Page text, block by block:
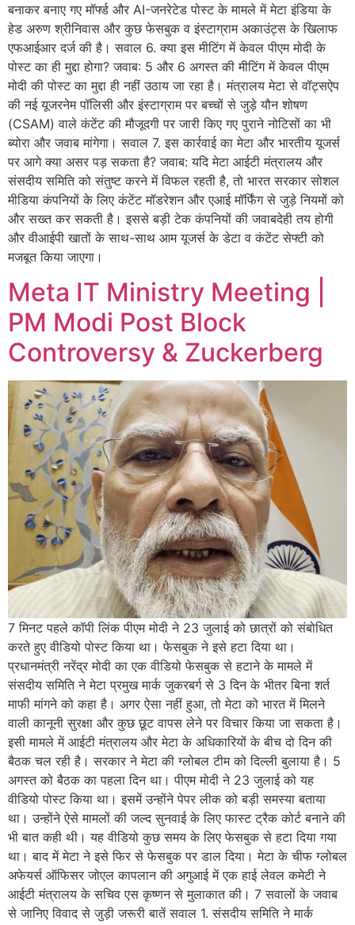
बनाकर बनाए गए मॉर्फ्ड और AI-जनरेटेड पोस्ट के मामले में मेटा इंडिया के
हेड अरुण श्रीनिवास और कुछ फेसबुक व इंस्टाग्राम अकाउंट्स के खिलाफ
एफआईआर दर्ज की है। सवाल 6. क्या इस मीटिंग में केवल पीएम मोदी के
पोस्ट का ही मुद्दा होगा? जवाब: 5 और 6 अगस्त की मीटिंग में केवल पीएम
मोदी की पोस्ट का मुद्दा ही नहीं उठाय जा रहा है। मंत्रालय मेटा से वॉट्सऐप
की नई यूजरनेम पॉलिसी और इंस्टाग्राम पर बच्चों से जुड़े यौन शोषण
(CSAM) वाले कंटेंट की मौजूदगी पर जारी किए गए पुराने नोटिसों का भी
ब्योरा और जवाब मांगेगा। सवाल 7. इस कार्रवाई का मेटा और भारतीय यूजर्स
पर आगे क्या असर पड़ सकता है? जवाब: यदि मेटा आईटी मंत्रालय और
संसदीय समिति को संतुष्ट करने में विफल रहती है, तो भारत सरकार सोशल
मीडिया कंपनियों के लिए कंटेंट मॉडरेशन और एआई मॉर्फिंग से जुड़े नियमों को
और सख्त कर सकती है। इससे बड़ी टेक कंपनियों की जवाबदेही तय होगी
और वीआईपी खातों के साथ-साथ आम यूजर्स के डेटा व कंटेंट सेफ्टी को
मजबूत किया जाएगा।
Meta IT Ministry Meeting |
PM Modi Post Block
Controversy & Zuckerberg
7 मिनट पहले कॉपी लिंक पीएम मोदी ने 23 जुलाई को छात्रों को संबोधित
करते हुए वीडियो पोस्ट किया था। फेसबुक ने इसे हटा दिया था।
प्रधानमंत्री नरेंद्र मोदी का एक वीडियो फेसबुक से हटाने के मामले में
संसदीय समिति ने मेटा प्रमुख मार्क जुकरबर्ग से 3 दिन के भीतर बिना शर्त
माफी मांगने को कहा है। अगर ऐसा नहीं हुआ, तो मेटा को भारत में मिलने
वाली कानूनी सुरक्षा और कुछ छूट वापस लेने पर विचार किया जा सकता है।
इसी मामले में आईटी मंत्रालय और मेटा के अधिकारियों के बीच दो दिन की
बैठक चल रही है। सरकार ने मेटा की ग्लोबल टीम को दिल्ली बुलाया है। 5
अगस्त को बैठक का पहला दिन था। पीएम मोदी ने 23 जुलाई को यह
वीडियो पोस्ट किया था। इसमें उन्होंने पेपर लीक को बड़ी समस्या बताया
था। उन्होंने ऐसे मामलों की जल्द सुनवाई के लिए फास्ट ट्रैक कोर्ट बनाने की
भी बात कही थी। यह वीडियो कुछ समय के लिए फेसबुक से हटा दिया गया
था। बाद में मेटा ने इसे फिर से फेसबुक पर डाल दिया। मेटा के चीफ ग्लोबल
अफेयर्स ऑफिसर जोएल कापलान की अगुआई में एक हाई लेवल कमेटी ने
आईटी मंत्रालय के सचिव एस कृष्णन से मुलाकात की। 7 सवालों के जवाब
से जानिए विवाद से जुड़ी जरूरी बातें सवाल 1. संसदीय समिति ने मार्क